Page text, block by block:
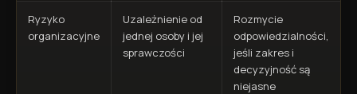
Ryzyko
organizacyjne
Uzależnienie od
jednej osoby i jej
sprawczości
Rozmycie
odpowiedzialności,
jeśli zakres i
decyzyjność są
niejasne